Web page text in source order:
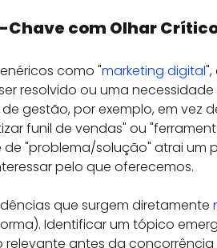
Chave com Olhar
como "marketing digital
resolvido ou uma
gestão, por exemplo, em vez
funil de vendas" ou
de "problema/solução" atrai um
pelo que oferecemos.
que surgem diretamente
Identificar um tópico
antes da